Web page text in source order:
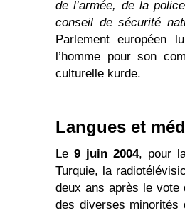
de l’armée, de la
conseil de sécurité
Parlement européen
l’homme pour son
culturelle kurde.
Langues et
Le9 juin 2004, pour
Turquie, la
deux ans après le vote
des diverses minorités